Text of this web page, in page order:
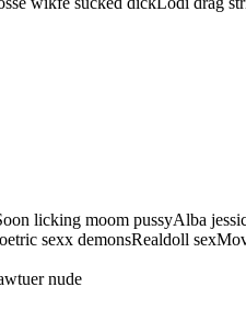
licking moom pussyAlba
sexx demonsRealdoll
nude